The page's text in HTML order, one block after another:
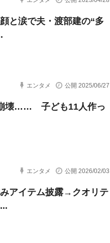
と涙で夫・渡部建の“多
エンタメ 公開 2025/06/27
崩壊…… 子ども11人作っ
エンタメ 公開 2026/02/03
アイテム披露→クオリテ